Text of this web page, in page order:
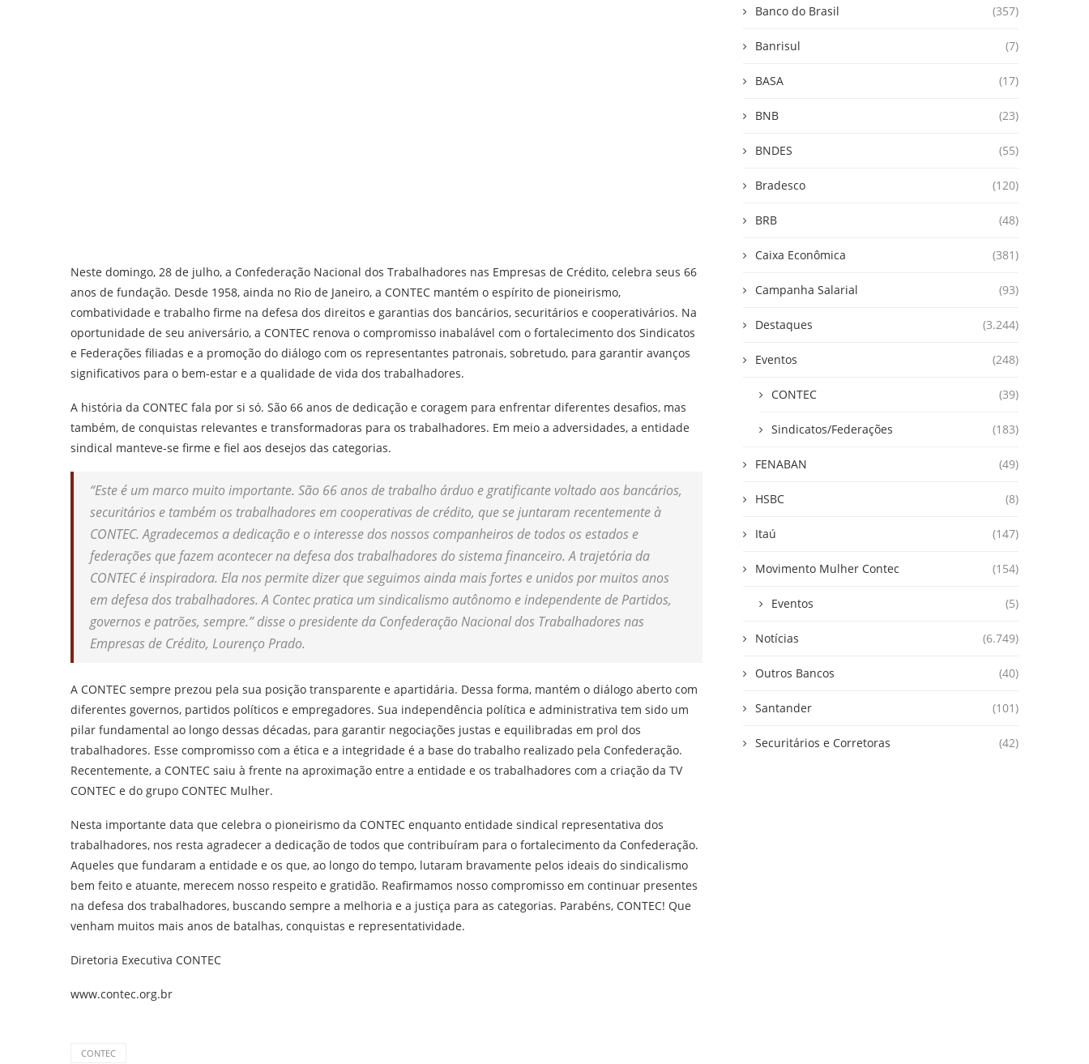
Neste domingo, 28 de julho, a Confederação Nacional dos Trabalhadores nas Empresas de Crédito, celebra seus 66
anos de fundação. Desde 1958, ainda no Rio de Janeiro, a CONTEC mantém o espírito de pioneirismo,
combatividade e trabalho firme na defesa dos direitos e garantias dos bancários, securitários e cooperativários. Na
oportunidade de seu aniversário, a CONTEC renova o compromisso inabalável com o fortalecimento dos Sindicatos
e Federações filiadas e a promoção do diálogo com os representantes patronais, sobretudo, para garantir avanços
significativos para o bem-estar e a qualidade de vida dos trabalhadores.
A história da CONTEC fala por si só. São 66 anos de dedicação e coragem para enfrentar diferentes desafios, mas
também, de conquistas relevantes e transformadoras para os trabalhadores. Em meio a adversidades, a entidade
sindical manteve-se firme e fiel aos desejos das categorias.
“Este é um marco muito importante. São 66 anos de trabalho árduo e gratificante voltado aos bancários,
securitários e também os trabalhadores em cooperativas de crédito, que se juntaram recentemente à
CONTEC. Agradecemos a dedicação e o interesse dos nossos companheiros de todos os estados e
federações que fazem acontecer na defesa dos trabalhadores do sistema financeiro. A trajetória da
CONTEC é inspiradora. Ela nos permite dizer que seguimos ainda mais fortes e unidos por muitos anos
em defesa dos trabalhadores. A Contec pratica um sindicalismo autônomo e independente de Partidos,
governos e patrões, sempre.” disse o presidente da Confederação Nacional dos Trabalhadores nas
Empresas de Crédito, Lourenço Prado.
A CONTEC sempre prezou pela sua posição transparente e apartidária. Dessa forma, mantém o diálogo aberto com
diferentes governos, partidos políticos e empregadores. Sua independência política e administrativa tem sido um
pilar fundamental ao longo dessas décadas, para garantir negociações justas e equilibradas em prol dos
trabalhadores. Esse compromisso com a ética e a integridade é a base do trabalho realizado pela Confederação.
Recentemente, a CONTEC saiu à frente na aproximação entre a entidade e os trabalhadores com a criação da TV
CONTEC e do grupo CONTEC Mulher.
Nesta importante data que celebra o pioneirismo da CONTEC enquanto entidade sindical representativa dos
trabalhadores, nos resta agradecer a dedicação de todos que contribuíram para o fortalecimento da Confederação.
Aqueles que fundaram a entidade e os que, ao longo do tempo, lutaram bravamente pelos ideais do sindicalismo
bem feito e atuante, merecem nosso respeito e gratidão. Reafirmamos nosso compromisso em continuar presentes
na defesa dos trabalhadores, buscando sempre a melhoria e a justiça para as categorias. Parabéns, CONTEC! Que
venham muitos mais anos de batalhas, conquistas e representatividade.
Diretoria Executiva CONTEC
www.contec.org.br
CONTEC
Banco do Brasil (357)
Banrisul (7)
BASA (17)
BNB (23)
BNDES (55)
Bradesco (120)
BRB (48)
Caixa Econômica (381)
Campanha Salarial (93)
Destaques (3.244)
Eventos (248)
CONTEC (39)
Sindicatos/Federações (183)
FENABAN (49)
HSBC (8)
Itaú (147)
Movimento Mulher Contec (154)
Eventos (5)
Notícias (6.749)
Outros Bancos (40)
Santander (101)
Securitários e Corretoras (42)